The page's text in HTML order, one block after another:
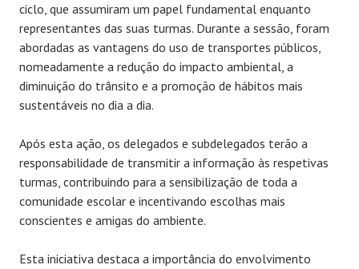
ciclo, que assumiram um papel fundamental enquanto
representantes das suas turmas. Durante a sessão, foram
abordadas as vantagens do uso de transportes públicos,
nomeadamente a redução do impacto ambiental, a
diminuição do trânsito e a promoção de hábitos mais
sustentáveis no dia a dia.
Após esta ação, os delegados e subdelegados terão a
responsabilidade de transmitir a informação às respetivas
turmas, contribuindo para a sensibilização de toda a
comunidade escolar e incentivando escolhas mais
conscientes e amigas do ambiente.
Esta iniciativa destaca a importância do envolvimento